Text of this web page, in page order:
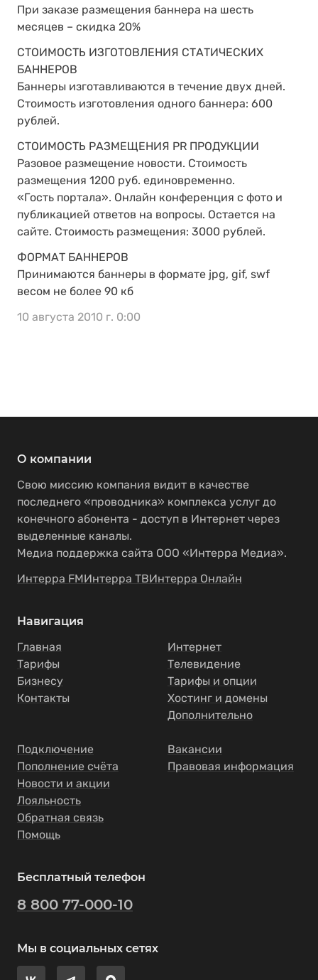
При заказе размещения баннера на шесть
месяцев – скидка 20%
СТОИМОСТЬ ИЗГОТОВЛЕНИЯ СТАТИЧЕСКИХ
БАННЕРОВ
Баннеры изготавливаются в течение двух дней.
Стоимость изготовления одного баннера: 600
рублей.
СТОИМОСТЬ РАЗМЕЩЕНИЯ PR ПРОДУКЦИИ
Разовое размещение новости. Стоимость
размещения 1200 руб. единовременно.
«Гость портала». Онлайн конференция с фото и
публикацией ответов на вопросы. Остается на
сайте. Стоимость размещения: 3000 рублей.
ФОРМАТ БАННЕРОВ
Принимаются баннеры в формате jpg, gif, swf
весом не более 90 кб
10 августа 2010 г. 0:00
О компании
Свою миссию компания видит в качестве
последнего «проводника» комплекса услуг до
конечного абонента - доступ в Интернет через
выделенные каналы.
Медиа поддержка сайта ООО «Интерра Медиа».
Интерра FMИнтерра ТВИнтерра Онлайн
Навигация
Главная
Тарифы
Бизнесу
Контакты
Интернет
Телевидение
Тарифы и опции
Хостинг и домены
Дополнительно
Подключение
Пополнение счёта
Новости и акции
Лояльность
Обратная связь
Помощь
Вакансии
Правовая информация
Бесплатный телефон
8 800 77-000-10
Мы в социальных сетях